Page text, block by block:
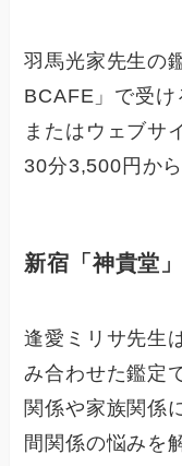
羽馬光家先生の
BCAFE」で受
またはウェブサ
30分3,500円か
新宿「神貴堂
逢愛ミリサ先生
み合わせた鑑定
関係や家族関係
間関係の悩みを